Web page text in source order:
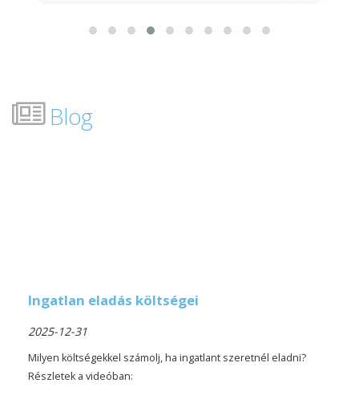
Blog
Ingatlan eladás költségei
2025-12-31
Milyen költségekkel számolj, ha ingatlant szeretnél eladni?
Részletek a videóban: